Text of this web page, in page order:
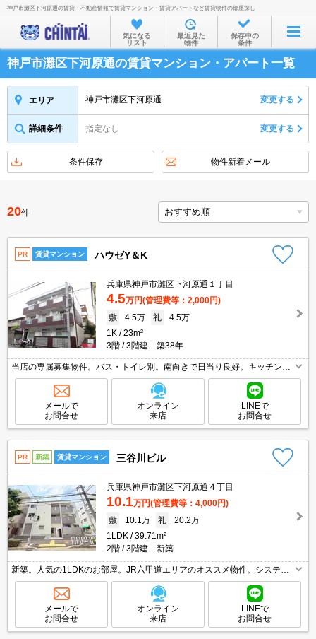
お部屋を探す
沿線・駅から
住所から
家賃相場から
物件特集から
不動産会社から
TOP
神戸市灘区下河原通の賃貸・不動産情報で賃貸マンション・賃貸アパートなど賃貸物件の部屋探し
気になる
リスト
最近見た
物件
保存中の
条件
神戸市灘区下河原通の賃貸マンション・アパート一覧
エリア 神戸市灘区下河原通 変更する
詳細条件 指定なし 変更する
条件保存 物件新着メール
20件
PR 賃貸マンション ハウゼY＆K
兵庫県神戸市灘区下河原通１丁目
4.5万円(管理費等：2,000円)
敷
4.5万 礼
4.5万
1K
23m²
3階
3階建 築38年
当店の専属募集物件。バス・トイレ別。南向きで日当り良好。キッチンス
ペースが広め。角部屋をお探しの方に。JR六甲道エリアのオススメ物件。
神戸大学生オススメ物件。初期費用・家賃カード払い可。エアコン付き。
メールで
お問合せ
オンライン
来店
LINEで
お問合せ
PR 新築 賃貸マンション 三谷川ビル
兵庫県神戸市灘区下河原通４丁目
10.1万円(管理費等：4,000円)
敷
10.1万 礼
20.2万
1LDK
39.71m²
2階
3階建 新築
新築。人気の1LDKのお部屋。JR六甲道エリアのオススメ物件。システム
キッチンをお好みの方に。インターネット無料で使い放題。3沿線利用可
能です。駅近くでラクラク便利。住環境も静かで安心ですよ。
メールで
お問合せ
オンライン
来店
LINEで
お問合せ